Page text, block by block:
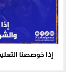
إذا خوصصنا